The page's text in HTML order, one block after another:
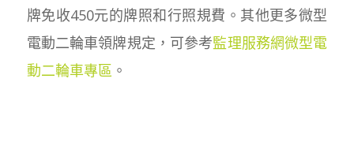
牌免收450元的牌照和行照規費。其他更多微型
電動二輪車領牌規定，可參考監理服務網微型電
動二輪車專區 。